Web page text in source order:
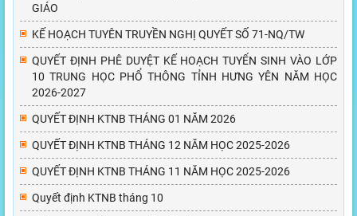
GIÁO
KẾ HOẠCH TUYÊN TRUYỀN NGHỊ QUYẾT SỐ 71-NQ/TW
QUYẾT ĐỊNH PHÊ DUYỆT KẾ HOẠCH TUYỂN SINH VÀO LỚP
10 TRUNG HỌC PHỔ THÔNG TỈNH HƯNG YÊN NĂM HỌC
2026-2027
QUYẾT ĐỊNH KTNB THÁNG 01 NĂM 2026
QUYẾT ĐỊNH KTNB THÁNG 12 NĂM HỌC 2025-2026
QUYẾT ĐỊNH KTNB THÁNG 11 NĂM HỌC 2025-2026
Quyết định KTNB tháng 10